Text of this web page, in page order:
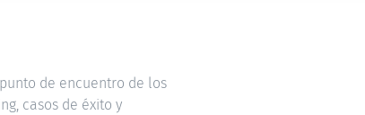
de encuentro de los
casos de éxito y